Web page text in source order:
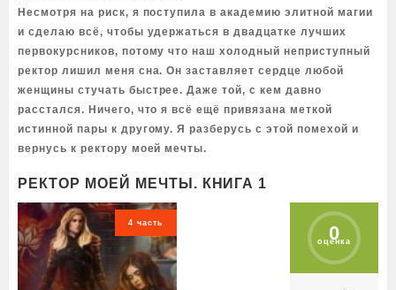
Несмотря на риск, я поступила в академию элитной магии
и сделаю всё, чтобы удержаться в двадцатке лучших
первокурсников, потому что наш холодный неприступный
ректор лишил меня сна. Он заставляет сердце любой
женщины стучать быстрее. Даже той, с кем давно
расстался. Ничего, что я всё ещё привязана меткой
истинной пары к другому. Я разберусь с этой помехой и
вернусь к ректору моей мечты.
РЕКТОР МОЕЙ МЕЧТЫ. КНИГА 1
4 часть 0
оценка